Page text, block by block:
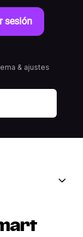
sesión
& ajustes